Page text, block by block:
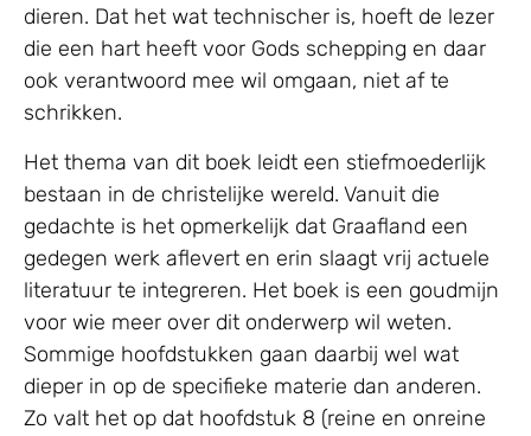
dieren. Dat het wat technischer is, hoeft de lezer
die een hart heeft voor Gods schepping en daar
ook verantwoord mee wil omgaan, niet af te
schrikken.
Het thema van dit boek leidt een stiefmoederlijk
bestaan in de christelijke wereld. Vanuit die
gedachte is het opmerkelijk dat Graafland een
gedegen werk aflevert en erin slaagt vrij actuele
literatuur te integreren. Het boek is een goudmijn
voor wie meer over dit onderwerp wil weten.
Sommige hoofdstukken gaan daarbij wel wat
dieper in op de specifieke materie dan anderen.
Zo valt het op dat hoofdstuk 8 (reine en onreine